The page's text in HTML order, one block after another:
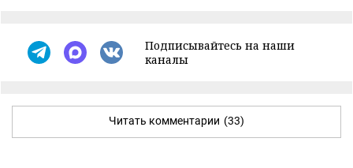
Подписывайтесь на наши
каналы
Читать комментарии (33)